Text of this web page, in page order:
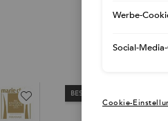
BEST-SELLER
Werbe-
Social-
Cookie-